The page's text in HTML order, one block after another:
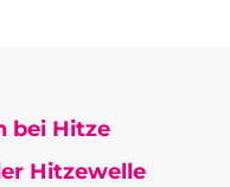
bei Hitze
Hitzewelle